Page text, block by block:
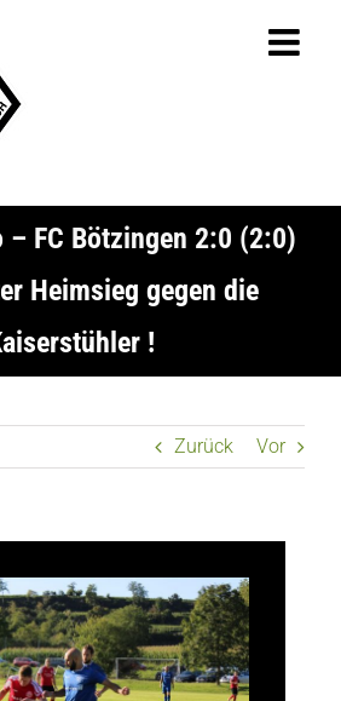
– FC Bötzingen 2:0 (2:0)
Heimsieg gegen die
!
Zurück Vor